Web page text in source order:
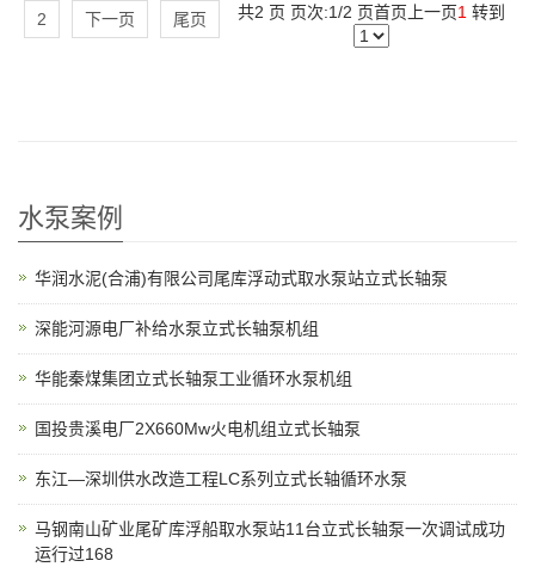
共2 页 页次:1/2 页首页 上一页1
2 下一页 尾页 转到
水泵案例
华润水泥(合浦)有限公司尾库浮动式取水泵站立式长轴泵
深能河源电厂补给水泵立式长轴泵机组
华能秦煤集团立式长轴泵工业循环水泵机组
国投贵溪电厂2X660Mw火电机组立式长轴泵
东江—深圳供水改造工程LC系列立式长轴循环水泵
马钢南山矿业尾矿库浮船取水泵站11台立式长轴泵一次调试成功
运行过168